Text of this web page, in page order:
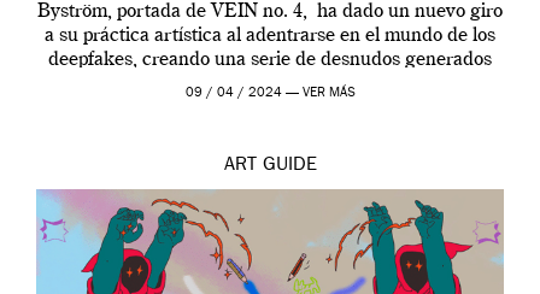
Byström, portada de VEIN no. 4, ha dado un nuevo giro
a su práctica artística al adentrarse en el mundo de los
deepfakes, creando una serie de desnudos generados
por […]
09 / 04 / 2024 — VER MÁS
ART GUIDE